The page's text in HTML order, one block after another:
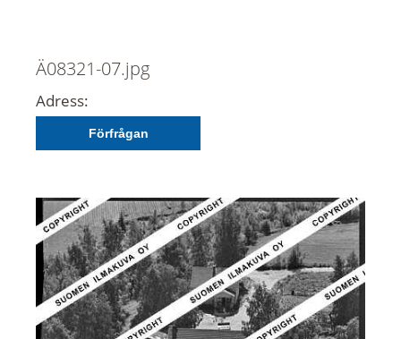
Ä08321-07.jpg
Adress:
Förfrågan